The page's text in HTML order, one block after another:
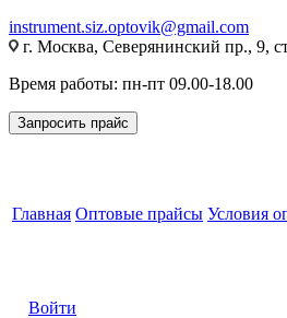
instrument.siz.optovik@gmail.com
г. Москва, Северянинский пр., 9,
Время работы: пн-пт 09.00-18.00
Запросить прайс
Главная Оптовые прайсы Условия
Войти